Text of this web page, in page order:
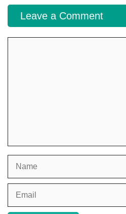
Leave a Comment